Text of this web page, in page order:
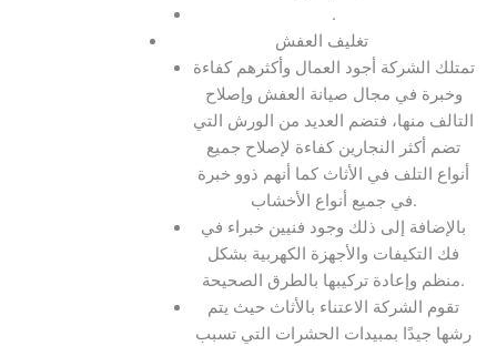
.
تغليف العفش
تمتلك الشركة أجود العمال وأكثرهم كفاءة
وخبرة في مجال صيانة العفش وإصلاح
التالف منها، فتضم العديد من الورش التي
تضم أكثر النجارين كفاءة لإصلاح جميع
أنواع التلف في الأثاث كما أنهم ذوو خبرة
في جميع أنواع الأخشاب.
بالإضافة إلى ذلك وجود فنيين خبراء في
فك التكيفات والأجهزة الكهربية بشكل
منظم وإعادة تركيبها بالطرق الصحيحة.
تقوم الشركة الاعتناء بالأثاث حيث يتم
رشها جيدًا بمبيدات الحشرات التي تسبب